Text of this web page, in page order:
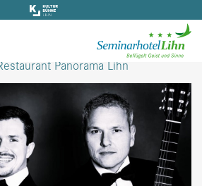
Panorama Lihn